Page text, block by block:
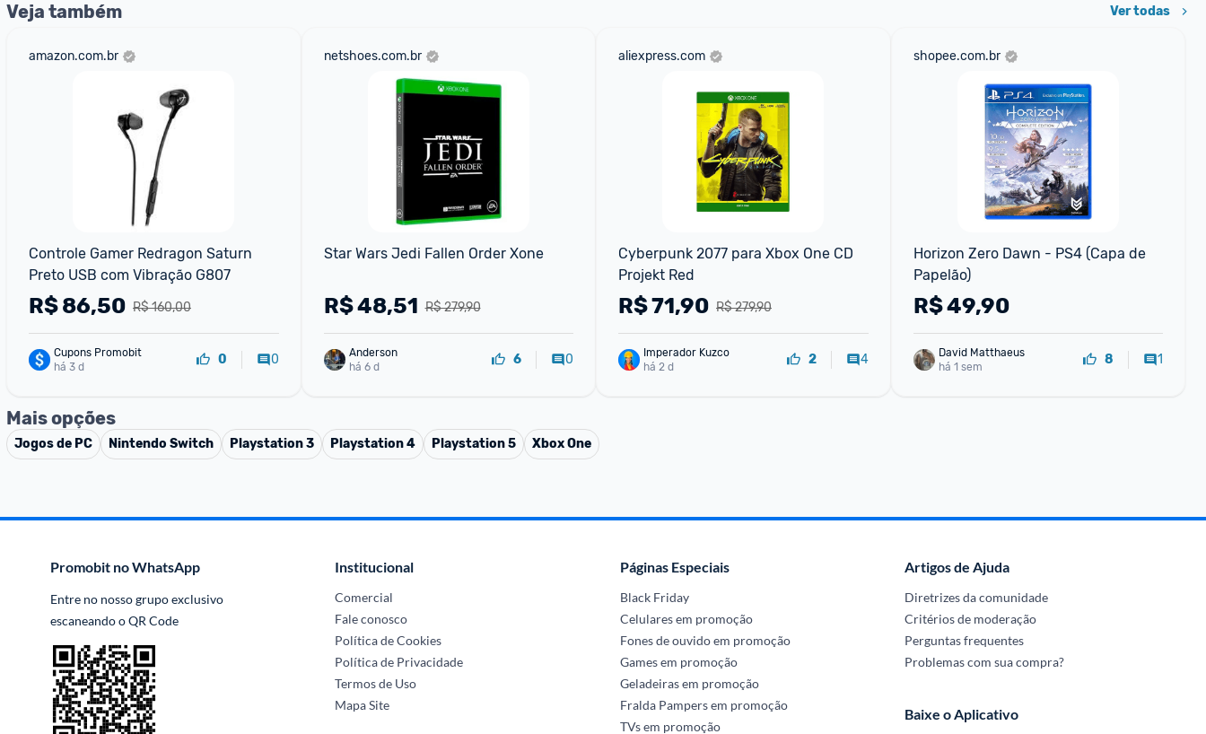
Veja também Ver todas
amazon.com.br
Controle Gamer Redragon Saturn
Preto USB com Vibração G807
R$ 160,00
R$86,50
Cupons Promobit
há 3 d
0 0
netshoes.com.br
Star Wars Jedi Fallen Order Xone
R$ 279,90
R$48,51
Anderson
há 6 d
6 0
aliexpress.com
Cyberpunk 2077 para Xbox One CD
Projekt Red
R$ 279,90
R$71,90
Imperador Kuzco
há 2 d
2 4
shopee.com.br
Horizon Zero Dawn - PS4 (Capa de
Papelão)
R$49,90
David Matthaeus
há 1 sem
8 1
Mais opções
Jogos de PC Nintendo Switch Playstation 3 Playstation 4 Playstation 5 Xbox One
Promobit no WhatsApp
Entre no nosso grupo exclusivo
escaneando o QR Code
Institucional
Comercial
Fale conosco
Política de Cookies
Política de Privacidade
Termos de Uso
Mapa Site
Páginas Especiais
Black Friday
Celulares em promoção
Fones de ouvido em promoção
Games em promoção
Geladeiras em promoção
Fralda Pampers em promoção
TVs em promoção
Artigos de Ajuda
Diretrizes da comunidade
Critérios de moderação
Perguntas frequentes
Problemas com sua compra?
Baixe o Aplicativo